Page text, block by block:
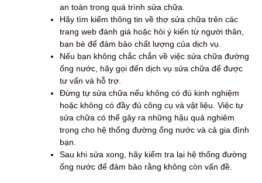
an toàn trong quá trình sửa chữa.
Hãy tìm kiếm thông tin về thợ sửa chữa trên các
trang web đánh giá hoặc hỏi ý kiến từ người thân,
bạn bè để đảm bảo chất lượng của dịch vụ.
Nếu bạn không chắc chắn về việc sửa chữa đường
ống nước, hãy gọi đến dịch vụ sửa chữa để được
tư vấn và hỗ trợ.
Đừng tự sửa chữa nếu không có đủ kinh nghiệm
hoặc không có đầy đủ công cụ và vật liệu. Việc tự
sửa chữa có thể gây ra những hậu quả nghiêm
trọng cho hệ thống đường ống nước và cả gia đình
bạn.
Sau khi sửa xong, hãy kiểm tra lại hệ thống đường
ống nước để đảm bảo rằng không còn vấn đề.